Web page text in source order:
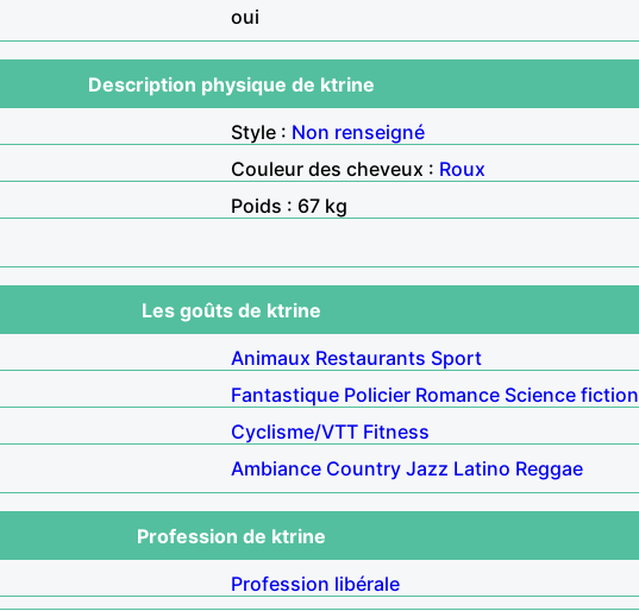
oui
Description physique de ktrine
Style : Non renseigné
Couleur des cheveux : Roux
Poids : 67 kg
Les goûts de ktrine
Animaux Restaurants Sport
Fantastique Policier Romance Science fiction
Cyclisme/VTT Fitness
Ambiance Country Jazz Latino Reggae
Profession de ktrine
Profession libérale